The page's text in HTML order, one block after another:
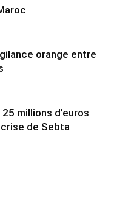
orange entre
millions d’euros
de Sebta